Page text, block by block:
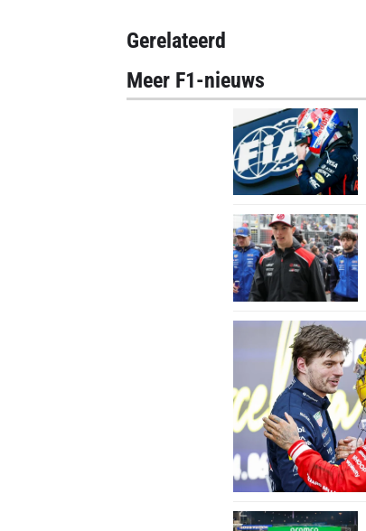
Gerelateerd
Meer F1-nieuws